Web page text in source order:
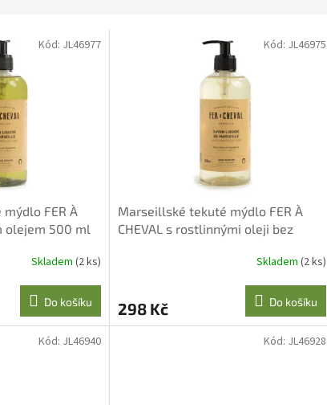
FER À
olejem 500 ml
Skladem (2 ks)
Do košíku
Kód: JL46977
Marseillské tekuté mýdlo FER À
CHEVAL s rostlinnými oleji bez
Skladem (2 ks)
298 Kč Do košíku
Kód: JL46975
Kód: JL46940 Kód: JL46928